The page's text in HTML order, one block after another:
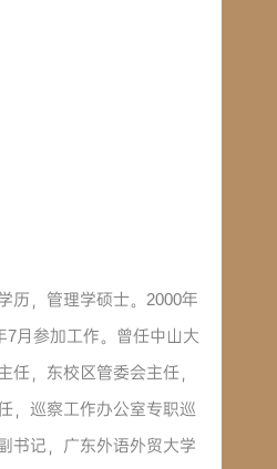
历，管理学硕士。2000年
7月参加工作。曾任中山大
任，东校区管委会主任，
，巡察工作办公室专职巡
书记，广东外语外贸大学